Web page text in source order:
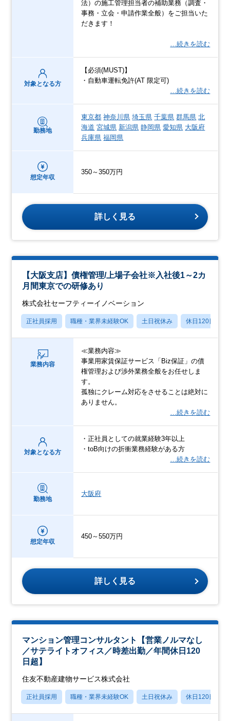
法）の施工管理担当者の補助業務（調査・
事務・立会・申請作業全般）をご担当いた
だきます！
…続きを読む
対象となる方
【必須(MUST)】
・自動車運転免許(AT 限定可)
…続きを読む
勤務地
東京都 神奈川県 埼玉県 千葉県 群馬県 北
海道 宮城県 新潟県 静岡県 愛知県 大阪府
兵庫県 福岡県
想定年収
350～350万円
詳しく見る
【大阪支店】債権管理/上場子会社※入社後1～2カ
月間東京での研修あり
株式会社セーフティーイノベーション
正社員採用 職種・業界未経験OK 土日祝休み 休日120日以上
業務内容
≪業務内容≫
事業用家賃保証サービス「Biz保証」の債
権管理および渉外業務全般をお任せしま
す。
孤独にクレーム対応をさせることは絶対に
ありません。
…続きを読む
対象となる方
・正社員としての就業経験3年以上
・toB向けの折衝業務経験がある方
…続きを読む
勤務地
大阪府
想定年収
450～550万円
詳しく見る
マンション管理コンサルタント【営業ノルマなし
／サテライトオフィス／時差出勤／年間休日120
日超】
住友不動産建物サービス株式会社
正社員採用 職種・業界未経験OK 土日祝休み 休日120日以上